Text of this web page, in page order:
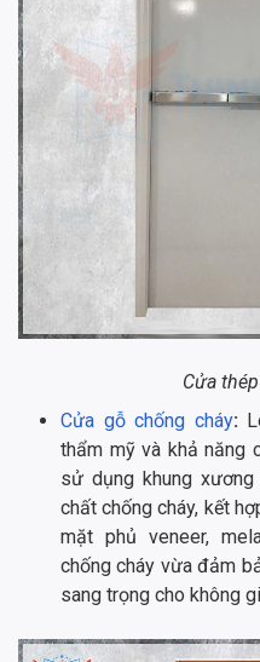
Cửa
Cửa gỗ chống cháy:
thẩm mỹ và khả năng
sử dụng khung
chất chống cháy, kết
mặt phủ veneer,
chống cháy vừa đảm
sang trọng cho không